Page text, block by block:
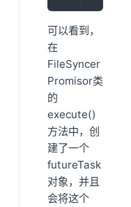
可以看到，
在
FileSyncer
Promisor类
的
execute()
方法中，创
建了一个
futureTask
对象，并且
会将这个